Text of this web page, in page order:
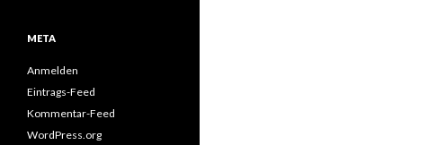
META
Anmelden
Eintrags-Feed
Kommentar-Feed
WordPress.org